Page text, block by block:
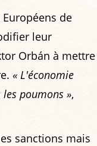
de
leur
Orbán à mettre
« L'économie
poumons »,
sanctions mais